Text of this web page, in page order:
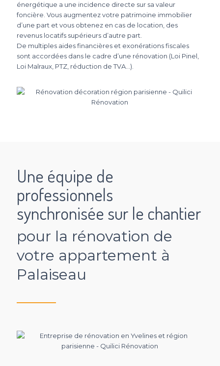
énergétique a une incidence directe sur sa valeur
foncière. Vous augmentez votre patrimoine immobilier
d’une part et vous obtenez en cas de location, des
revenus locatifs supérieurs d’autre part.
De multiples aides financières et exonérations fiscales
sont accordées dans le cadre d’une rénovation (Loi Pinel,
Loi Malraux, PTZ, réduction de TVA…).
Une équipe de
professionnels
synchronisée sur le chantier
pour la rénovation de
votre appartement à
Palaiseau